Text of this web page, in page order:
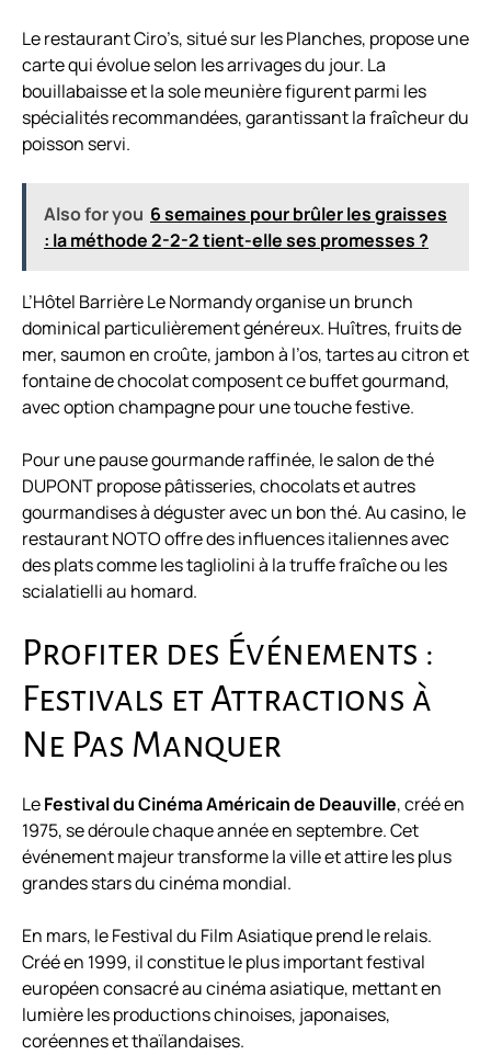
Le restaurant Ciro’s, situé sur les Planches, propose une
carte qui évolue selon les arrivages du jour. La
bouillabaisse et la sole meunière figurent parmi les
spécialités recommandées, garantissant la fraîcheur du
poisson servi.
Also for you 6 semaines pour brûler les graisses
: la méthode 2-2-2 tient-elle ses promesses ?
L’Hôtel Barrière Le Normandy organise un brunch
dominical particulièrement généreux. Huîtres, fruits de
mer, saumon en croûte, jambon à l’os, tartes au citron et
fontaine de chocolat composent ce buffet gourmand,
avec option champagne pour une touche festive.
Pour une pause gourmande raffinée, le salon de thé
DUPONT propose pâtisseries, chocolats et autres
gourmandises à déguster avec un bon thé. Au casino, le
restaurant NOTO offre des influences italiennes avec
des plats comme les tagliolini à la truffe fraîche ou les
scialatielli au homard.
Profiter des Événements :
Festivals et Attractions à
Ne Pas Manquer
LeFestival du Cinéma Américain de Deauville, créé en
1975, se déroule chaque année en septembre. Cet
événement majeur transforme la ville et attire les plus
grandes stars du cinéma mondial.
En mars, le Festival du Film Asiatique prend le relais.
Créé en 1999, il constitue le plus important festival
européen consacré au cinéma asiatique, mettant en
lumière les productions chinoises, japonaises,
coréennes et thaïlandaises.